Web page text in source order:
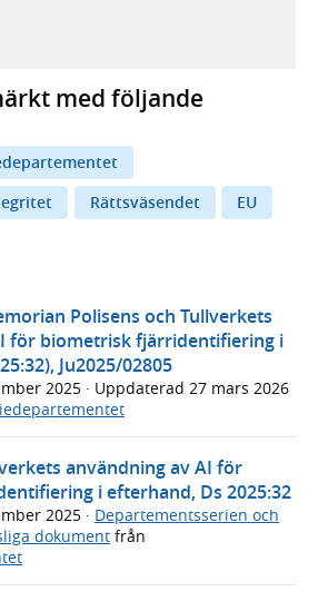
i ny flik, extern webbplats,
din e-postklient,
med följande
Rättsväsendet EU
Polisens och Tullverkets
för biometrisk fjärridentifiering i
Ju2025/02805
2025 · Uppdaterad 27 mars 2026
användning av AI för
i efterhand, Ds 2025:32
2025 · Departementsserien och
dokument från